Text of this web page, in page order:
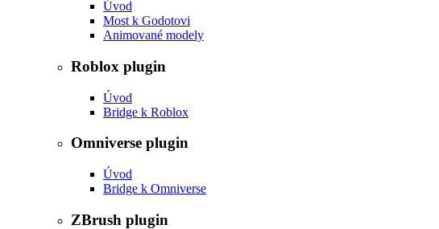
Úvod
Most k Godotovi
Animované modely
Roblox plugin
Úvod
Bridge k Roblox
Omniverse plugin
Úvod
Bridge k Omniverse
ZBrush plugin